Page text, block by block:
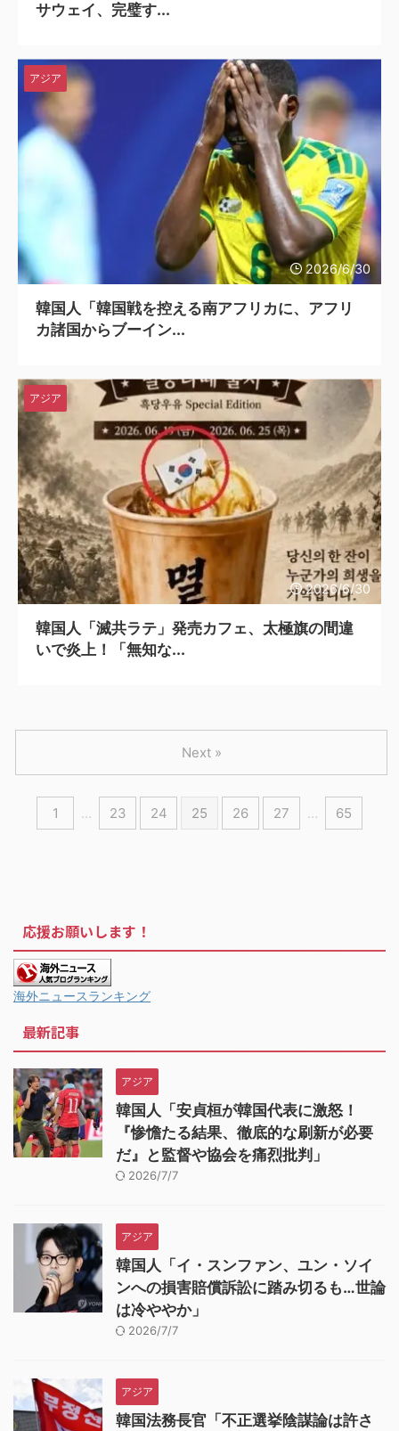
サウェイ、完璧す...
2026/6/30
アジア
韓国人「韓国戦を控える南アフリカに、アフリ
カ諸国からブーイン...
2026/6/30
アジア
韓国人「滅共ラテ」発売カフェ、太極旗の間違
いで炎上！「無知な...
1 … 23 24 25 26 27 … 65
Next »
応援お願いします！
海外ニュースランキング
最新記事
アジア
韓国人「安貞桓が韓国代表に激怒！
『惨憺たる結果、徹底的な刷新が必要
だ』と監督や協会を痛烈批判」
2026/7/7
アジア
韓国人「イ・スンファン、ユン・ソイ
ンへの損害賠償訴訟に踏み切るも…世論
は冷ややか」
2026/7/7
アジア
韓国法務長官「不正選挙陰謀論は許さ